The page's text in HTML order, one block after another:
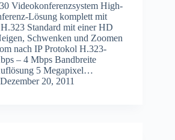
Videokonferenzsystem High-
Lösung komplett mit
Standard mit einer HD
Schwenken und Zoomen
nach IP Protokol H.323-
– 4 Mbps Bandbreite
5 Megapixel…
Dezember 20, 2011